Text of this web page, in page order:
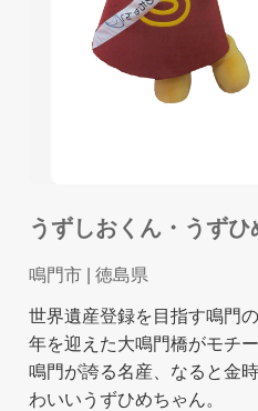
うずしおくん・うずひ
鳴門市 | 徳島県
世界遺産登録を目指す鳴門
年を迎えた大鳴門橋がモチ
鳴門が誇る名産、なると金
わいいうずひめちゃん。